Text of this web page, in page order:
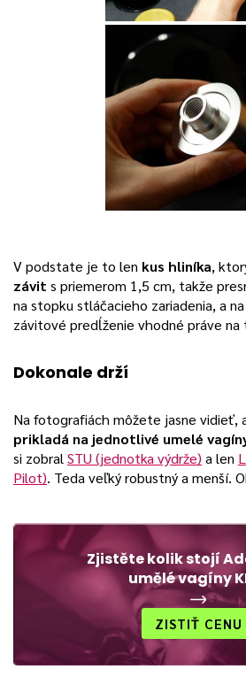
V podstate je to len kus hliníka,
závit s priemerom 1,5 cm, takže
na stopku stláčacieho zariadenia, a
závitové predĺženie vhodné práve na
Dokonale drží
Na fotografiách môžete jasne vidieť,
prikladá na jednotlivé umelé
si zobral STU (jednotka výdrže) a len
Pilot). Teda veľký robustný a menší.
Zjistěte kolik stojí
umělé vagíny
ZISTIŤ CENU